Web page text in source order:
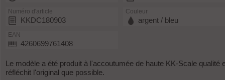
Numéro d'article
KKDC180903
Couleur
argent / bleu
EAN
4260699761408
Le modèle a été produit à l'accoutumée de haute KK-Scale qualité
réfléchit l'original que possible.